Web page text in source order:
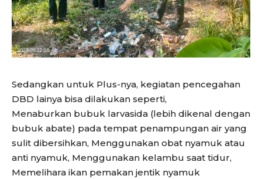
Sedangkan untuk Plus-nya, kegiatan pencegahan
DBD lainya bisa dilakukan seperti,
Menaburkan bubuk larvasida (lebih dikenal dengan
bubuk abate) pada tempat penampungan air yang
sulit dibersihkan, Menggunakan obat nyamuk atau
anti nyamuk, Menggunakan kelambu saat tidur,
Memelihara ikan pemakan jentik nyamuk